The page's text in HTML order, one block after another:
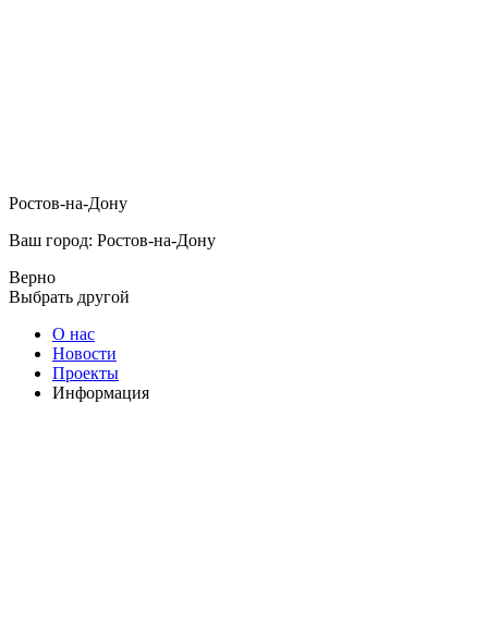
Ростов-на-Дону
Ваш город: Ростов-на-Дону
Верно
Выбрать другой
О нас
Новости
Проекты
Информация